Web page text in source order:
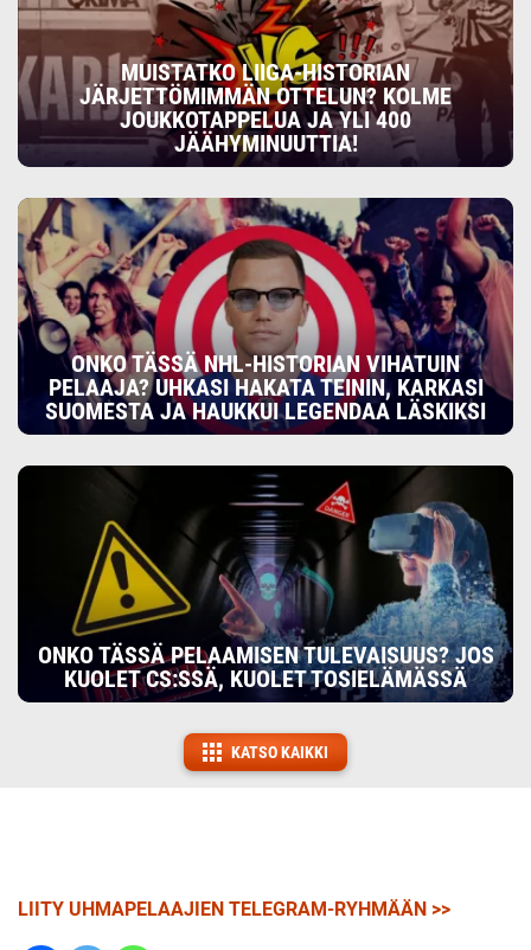
MUISTATKO LIIGA-HISTORIAN
JÄRJETTÖMIMMÄN OTTELUN? KOLME
JOUKKOTAPPELUA JA YLI 400
JÄÄHYMINUUTTIA!
ONKO TÄSSÄ NHL-HISTORIAN VIHATUIN
PELAAJA? UHKASI HAKATA TEININ, KARKASI
SUOMESTA JA HAUKKUI LEGENDAA LÄSKIKSI
ONKO TÄSSÄ PELAAMISEN TULEVAISUUS? JOS
KUOLET CS:SSÄ, KUOLET TOSIELÄMÄSSÄ
KATSO KAIKKI
LIITY UHMAPELAAJIEN TELEGRAM-RYHMÄÄN >>